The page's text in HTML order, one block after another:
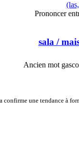
Prononcer
sala /
Ancien mot
une tendance à